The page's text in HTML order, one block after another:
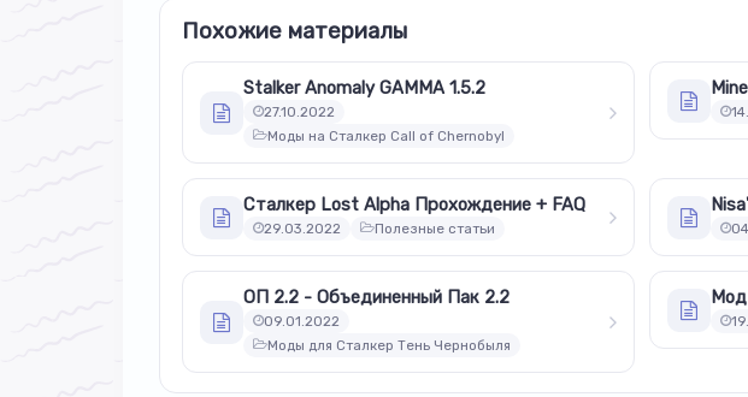
Похожие материалы
Stalker Anomaly GAMMA 1.5.2
27.10.2022
Моды на Сталкер Call of Chernobyl
Сталкер Lost Alpha Прохождение + FAQ
29.03.2022 Полезные статьи
ОП 2.2 - Объединенный Пак 2.2
09.01.2022
Моды для Сталкер Тень Чернобыля